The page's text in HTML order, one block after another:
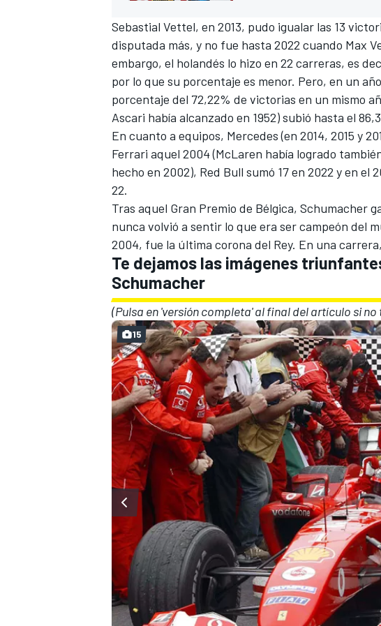
MÁS CATEGORÍAS
Sebastial Vettel, en 2013, pudo igualar las 13
disputada más, y no fue hasta 2022 cuando Max
embargo, el holandés lo hizo en 22 carreras, es
por lo que su porcentaje es menor. Pero, en un
porcentaje del 72,22% de victorias en un mismo
Ascari había alcanzado en 1952) subió hasta el
En cuanto a equipos, Mercedes(en 2014, 2015 y
Ferrari aquel 2004 (McLaren había logrado
hecho en 2002), Red Bull sumó 17 en 2022 y en el
22.
Tras aquel Gran Premio de Bélgica, Schumacher
nunca volvió a sentir lo que era ser campeón del
2004, fue la última corona del Rey. En una
Te dejamos las imágenes
Schumacher
(Pulsa en 'versión completa' al final del artículo si
15